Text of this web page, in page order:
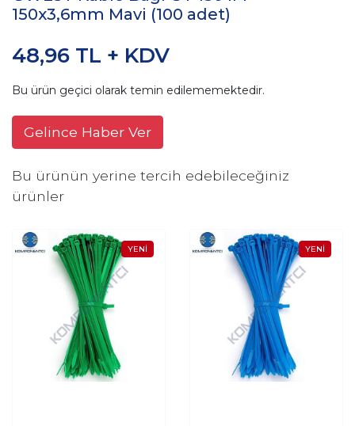
150x3,6mm Mavi (100 adet)
48,96 TL + KDV
Bu ürün geçici olarak temin edilememektedir.
Gelince Haber Ver
Bu ürünün yerine tercih edebileceğiniz
ürünler